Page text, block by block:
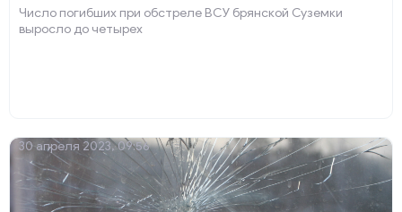
Число погибших при обстреле ВСУ брянской Суземки
выросло до четырех
30 апреля 2023, 09:56